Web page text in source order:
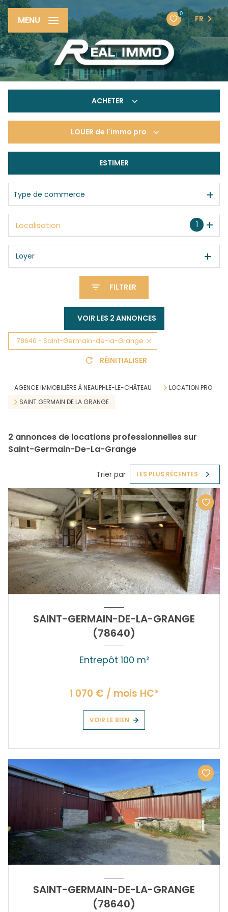
0
FR
MENU
ACHETER
De l'immo pro
LOUER de l'immo pro
De l'immo pro
ESTIMER
Type de commerce
1
Localisation
Loyer
FILTRER
VOIR LES 2 ANNONCES
78640 - Saint-Germain-de-la-Grange
RÉINITIALISER
AGENCE IMMOBILIÈRE À NEAUPHLE-LE-CHÂTEAU
LOCATION PRO
SAINT GERMAIN DE LA GRANGE
2 annonces de locations professionnelles sur
Saint-Germain-De-La-Grange
Trier par LES PLUS RÉCENTES
SAINT-GERMAIN-DE-LA-GRANGE
(78640)
Entrepôt 100 m²
1 070 € / mois HC*
VOIR LE BIEN
SAINT-GERMAIN-DE-LA-GRANGE
(78640)